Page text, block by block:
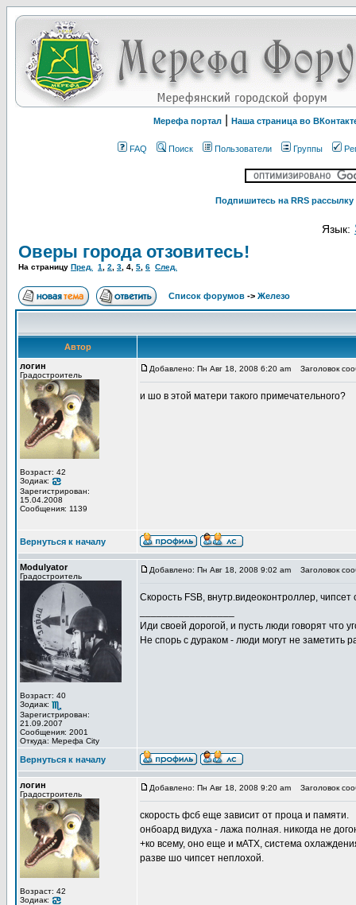
Мерефа портал Наша страница во
FAQ Поиск Пользователи Группы
Подпишитесь на RRS
Язык:
Оверы города отзовитесь!
На страницу Пред. 1 2 3 4 5 6 След.
Список форумов -> Железо
Автор
логин
Градостроитель
Возраст: 42
Зодиак:
Зарегистрирован:
15.04.2008
Сообщения: 1139
Добавлено: Пн Авг 18, 2008 6:20 am Заголовок
и шо в этой матери такого примечательного?
Вернуться к началу
Modulyator
Градостроитель
Возраст: 40
Зодиак:
Зарегистрирован:
21.09.2007
Сообщения: 2001
Откуда: Мерефа City
Добавлено: Пн Авг 18, 2008 9:02 am Заголовок
Скорость FSB, внутр.видеоконтроллер,
Иди своей дорогой, и пусть люди говорят что
Не спорь с дураком - люди могут не
Вернуться к началу
логин
Градостроитель
Возраст: 42
Зодиак:
Добавлено: Пн Авг 18, 2008 9:20 am Заголовок
скорость фсб еще зависит от проца и памяти.
онбоард видуха - лажа полная. никогда не
+ко всему, оно еще и мАТХ, система
разве шо чипсет неплохой.